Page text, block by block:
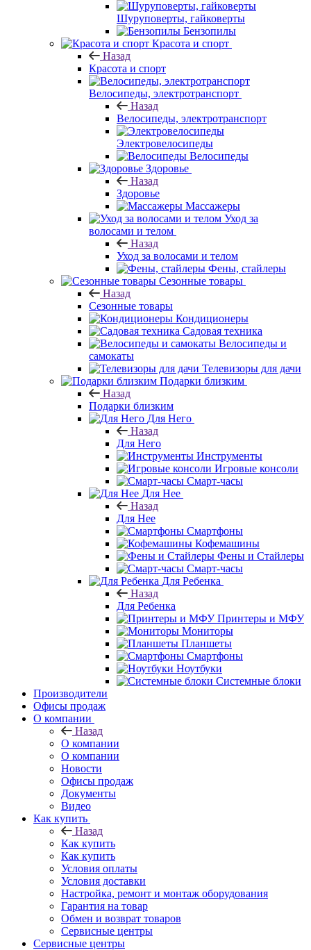
Шуруповерты, гайковерты
Бензопилы
Красота и спорт
Назад
Красота и спорт
Велосипеды, электротранспорт
Назад
Велосипеды, электротранспорт
Электровелосипеды
Велосипеды
Здоровье
Назад
Здоровье
Массажеры
Уход за
волосами и телом
Назад
Уход за волосами и телом
Фены, стайлеры
Сезонные товары
Назад
Сезонные товары
Кондиционеры
Садовая техника
Велосипеды и
самокаты
Телевизоры для дачи
Подарки близким
Назад
Подарки близким
Для Него
Назад
Для Него
Инструменты
Игровые консоли
Смарт-часы
Для Нее
Назад
Для Нее
Смартфоны
Кофемашины
Фены и Стайлеры
Смарт-часы
Для Ребенка
Назад
Для Ребенка
Принтеры и МФУ
Мониторы
Планшеты
Смартфоны
Ноутбуки
Системные блоки
Производители
Офисы продаж
О компании
Назад
О компании
О компании
Новости
Офисы продаж
Документы
Видео
Как купить
Назад
Как купить
Как купить
Условия оплаты
Условия доставки
Настройка, ремонт и монтаж оборудования
Гарантия на товар
Обмен и возврат товаров
Сервисные центры
Сервисные центры